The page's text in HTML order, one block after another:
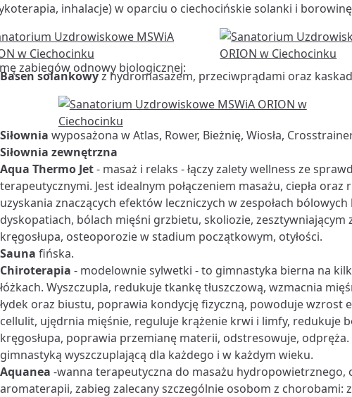
inhalacje) w oparciu o ciechocińskie solanki i
zabiegów odnowy biologicznej:
Basen solankowyz hydromasażem, przeciwprądami oraz
Siłownia wyposażona w Atlas, Rower, Bieżnię, Wiosła,
Siłownia zewnętrzna
Aqua Thermo Jet- masaż i relaks - łączy zalety wellness ze
terapeutycznymi. Jest idealnym połączeniem masażu, ciepła oraz
uzyskania znaczących efektów leczniczych w zespołach bólowych
dyskopatiach, bólach mięśni grzbietu, skoliozie, zesztywniającym
kręgosłupa, osteoporozie w stadium początkowym, otyłości.
Sauna fińska.
Chiroterapia - modelownie sylwetki - to gimnastyka bierna na
łóżkach. Wyszczupla, redukuje tkankę tłuszczową, wzmacnia
łydek oraz biustu, poprawia kondycję fizyczną, powoduje wzrost
cellulit, ujędrnia mięśnie, reguluje krążenie krwi i limfy, redukuje
kręgosłupa, poprawia przemianę materii, odstresowuje,
gimnastyką wyszczuplającą dla każdego i w każdym wieku.
Aquanea -wanna terapeutyczna do masażu hydropowietrznego,
aromaterapii, zabieg zalecany szczególnie osobom z chorobami: